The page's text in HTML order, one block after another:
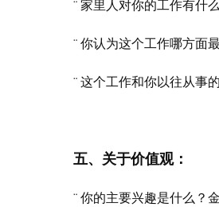
¨ 家里人对你的工作有什
¨ 你认为这个工作哪方面
¨ 这个工作和你以往从事
五、关于价值观：
¨ 你的主要兴趣是什么？